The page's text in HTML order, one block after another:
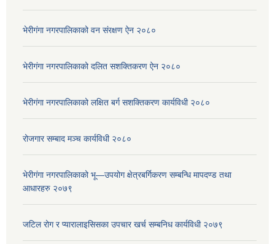
भेरीगंगा नगरपालिकाको वन संरक्षण ऐन २०८०
भेरीगंगा नगरपालिकाको दलित सशक्तिकरण ऐन २०८०
भेरीगंगा नगरपालिकाको लक्षित बर्ग सशक्तिकरण कार्यविधी २०८०
रोजगार सम्बाद मञ्च कार्यविधी २०८०
भेरीगंगा नगरपालिकाको भू—उपयोग क्षेत्रबर्गिकरण सम्बन्धि मापदण्ड तथा
आधारहरु २०७९
जटिल रोग र प्यारालाइसिसका उपचार खर्च सम्बनिध कार्यविधी २०७९